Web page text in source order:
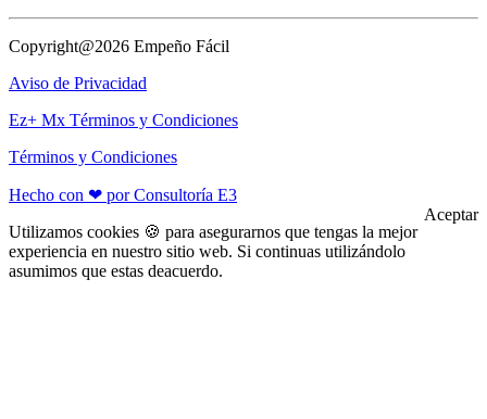
Copyright@2026 Empeño Fácil
Aviso de Privacidad
Ez+ Mx Términos y Condiciones
Términos y Condiciones
Hecho con ❤ por Consultoría E3
Utilizamos cookies 🍪 para asegurarnos que tengas la mejor
experiencia en nuestro sitio web. Si continuas utilizándolo
asumimos que estas deacuerdo.
Aceptar